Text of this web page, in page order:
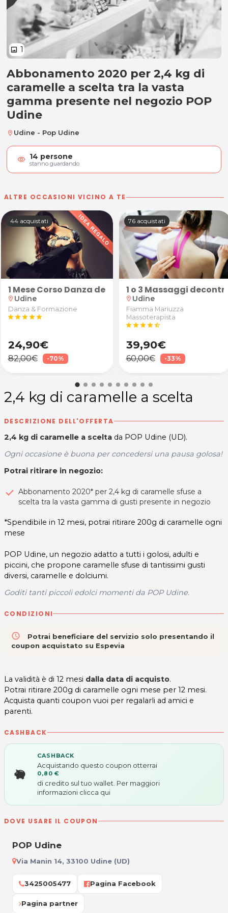
image 1
2,4 kg di caramelle a scelta
Abbonamento 2020 per 2,4 kg di
caramelle a scelta tra la vasta
gamma presente nel negozio POP
Udine
location_on Udine - Pop Udine
visibility 14 persone
stanno guardando
ALTRE OCCASIONI VICINO A TE
44 acquistati
1 Mese Corso Danza del Ventre
location_on Udine
Danza & Formazione
starstarstarstarstar
24,90€
82,00€ -70%
76 acquistati
1 o 3 Massaggi
location_on Udine
Fiamma Mariuzza
Massoterapista
starstarstarstarstar_half
39,90€
60,00€ -33%
2,4 kg di caramelle a scelta
DESCRIZIONE DELL'OFFERTA
2,4 kg di caramelle a scelta da POP Udine (UD).
Ogni occasione è buona per concedersi una pausa golosa!
Potrai ritirare in negozio:
Abbonamento 2020* per 2,4 kg di caramelle sfuse a
scelta tra la vasta gamma di gusti presente in negozio
*Spendibile in 12 mesi, potrai ritirare 200g di caramelle ogni
mese
POP Udine, un negozio adatto a tutti i golosi, adulti e
piccini, che propone caramelle sfuse di tantissimi gusti
diversi, caramelle e dolciumi.
Goditi tanti piccoli edolci momenti da POP Udine.
CONDIZIONI
access_time
Potrai beneficiare del servizio solo presentando il
coupon acquistato su Espevia
La validità è di 12 mesi dalla data di acquisto.
Potrai ritirare 200g di caramelle ogni mese per 12 mesi.
Acquista quanti coupon vuoi per regalarli ad amici e
parenti.
CASHBACK
CASHBACK
Acquistando questo coupon otterrai
0,80 €
di credito sul tuo wallet. Per maggiori
informazioni clicca qui
DOVE USARE IL COUPON
POP Udine
Via Manin 14, 33100 Udine (UD)
3425005477 Pagina Facebook
Pagina partner